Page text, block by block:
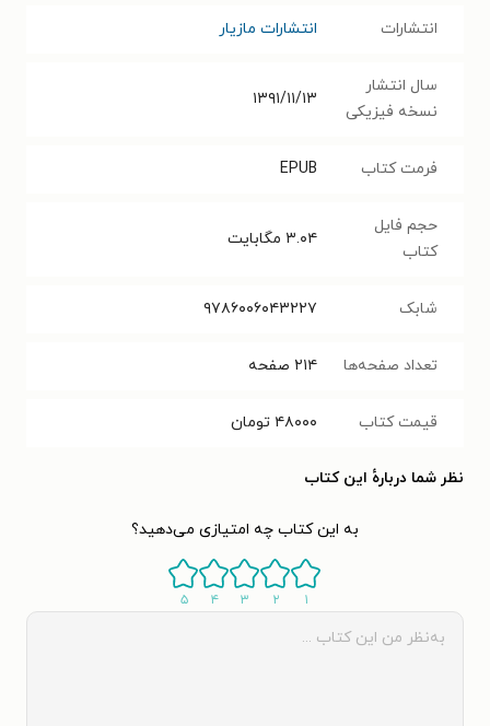
انتشارات انتشارات مازیار
سال انتشار
نسخه فیزیکی
۱۳۹۱/۱۱/۱۳
فرمت کتاب EPUB
حجم فایل
کتاب
۳.۰۴ مگابایت
شابک ۹۷۸۶۰۰۶۰۴۳۲۲۷
تعداد صفحه‌ها ۲۱۴ صفحه
قیمت کتاب ۴۸۰۰۰ تومان
نظر شما دربارهٔ این کتاب
به این کتاب چه امتیازی می‌دهید؟
۱ ۲ ۳ ۴ ۵